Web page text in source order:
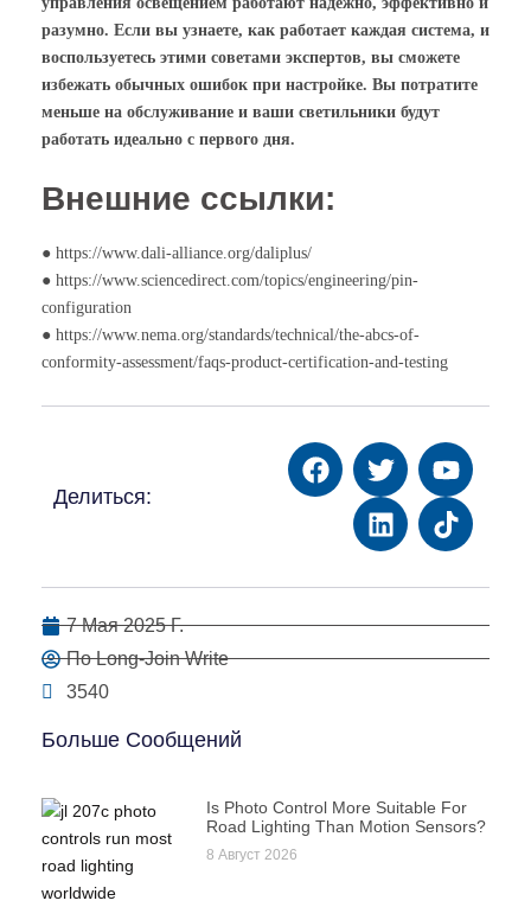
разумно. Если вы узнаете, как работает каждая система, и
воспользуетесь этими советами экспертов, вы сможете
избежать обычных ошибок при настройке. Вы потратите
меньше на обслуживание и ваши светильники будут
работать идеально с первого дня.
Внешние ссылки:
● https://www.dali-alliance.org/daliplus/
● https://www.sciencedirect.com/topics/engineering/pin-
configuration
● https://www.nema.org/standards/technical/the-abcs-of-
conformity-assessment/faqs-product-certification-and-testing
Делиться:
7 Мая 2025 Г.
По Long-Join Write
3540
Больше Сообщений
Is Photo Control More Suitable For
Road Lighting Than Motion Sensors?
8 Август 2026